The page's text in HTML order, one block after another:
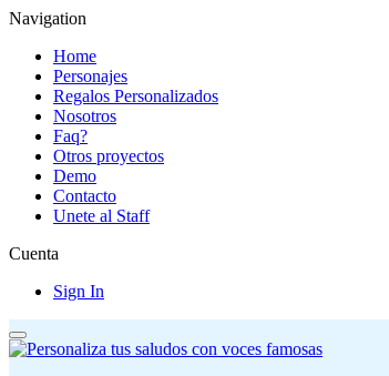
Navigation
Home
Personajes
Regalos Personalizados
Nosotros
Faq?
Otros proyectos
Demo
Contacto
Unete al Staff
Cuenta
Sign In